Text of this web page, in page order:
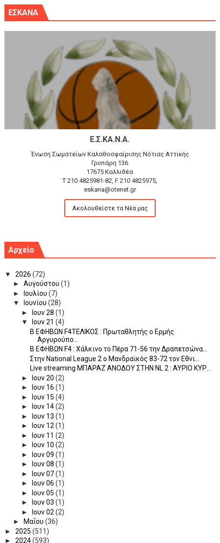
ΕΣΚΑΝΑ
Ε.Σ.ΚΑ.Ν.Α.
Ένωση Σωματείων Καλαθοσφαίρισης Νότιας Αττικής
Γρυπάρη 136
17675 Καλλιθέα
T 210 4825981-82, F 210 4825975,
eskana@otenet.gr
Ακολουθείστε τα Νέα μας
Αρχείο
▼ 2026 (72)
► Αυγούστου (1)
►
Ιουλίου (7)
▼
Ιουνίου (28)
►
Ιουν 28 (1)
▼
Ιουν 21 (4)
B ΕΦΗΒΩΝ F4ΤΕΛΙΚΟΣ : Πρωταθλητής ο Ερμής
Αργυρούπο...
B ΕΦΗΒΩΝ F4 : Χάλκινο το Πέρα 71-56 την Δραπετσώνα...
Στην National League 2 ο Μανδραϊκός 83-72 τον Εθνι...
Live streaming ΜΠΑΡΑΖ ΑΝΟΔΟΥ ΣΤΗΝ NL 2 : ΑΥΡΙΟ ΚΥΡ...
►
Ιουν 20 (2)
►
Ιουν 16 (1)
►
Ιουν 15 (4)
►
Ιουν 14(2)
►
Ιουν 13 (1)
►
Ιουν 12(1)
►
Ιουν 11 (2)
►
Ιουν 10 (2)
►
Ιουν 09 (1)
►
Ιουν 08 (1)
►
Ιουν 07(1)
►
Ιουν 06 (1)
►
Ιουν 05 (1)
►
Ιουν 03 (1)
►
Ιουν 02 (2)
►
Μαΐου (36)
► 2025 (511)
► 2024(593)